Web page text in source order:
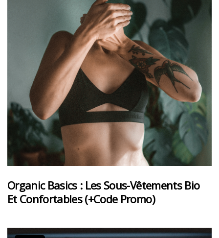
Organic Basics : Les Sous-Vêtements Bio
Et Confortables (+code Promo)